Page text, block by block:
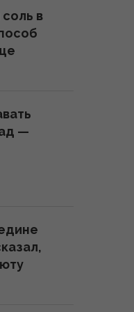
что
от
над
Starlink
в
—